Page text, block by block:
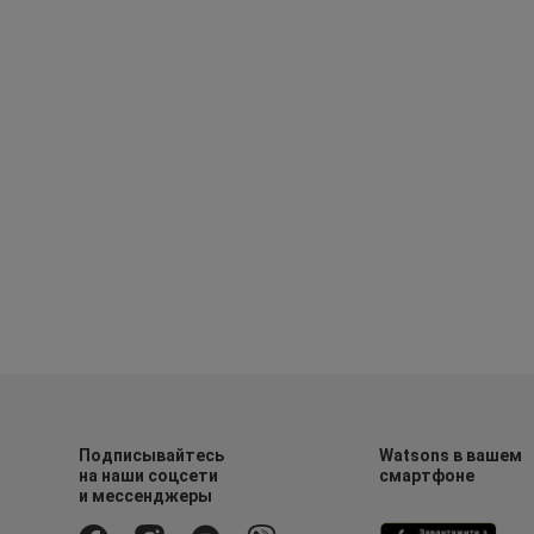
Подписывайтесь
на наши соцсети
и мессенджеры
Watsons в вашем
смартфоне